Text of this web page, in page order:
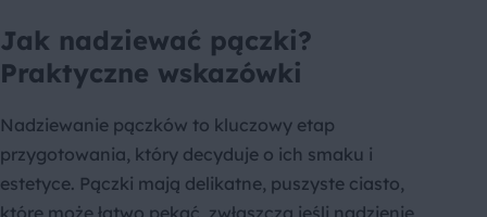
Jak nadziewać pączki?
Praktyczne wskazówki
Nadziewanie pączków to kluczowy etap
przygotowania, który decyduje o ich smaku i
estetyce. Pączki mają delikatne, puszyste ciasto,
które może łatwo pękać, zwłaszcza jeśli nadzienie